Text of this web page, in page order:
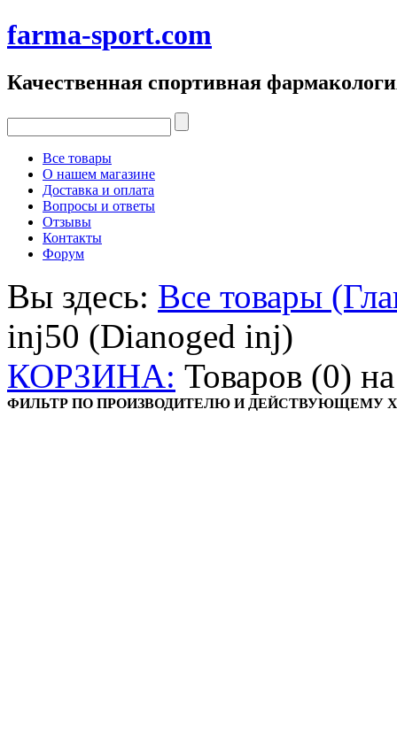
farma-sport.com
Качественная спортивная
Все товары
О нашем магазине
Доставка и оплата
Вопросы и ответы
Отзывы
Контакты
Форум
Вы здесь: Все товары
inj50 (Dianoged inj)
КОРЗИНА: Товаров (0)
ФИЛЬТР ПО ПРОИЗВОДИТЕЛЮ И ДЕЙСТВУЮЩЕМУ